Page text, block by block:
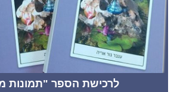
לרכישת הספר "תמונות